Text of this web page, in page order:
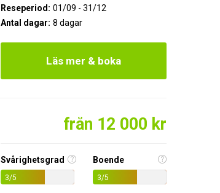
Reseperiod: 01/09 - 31/12
Antal dagar: 8 dagar
Läs mer & boka
från 12 000 kr
Svårighetsgrad
3/5
Boende
3/5